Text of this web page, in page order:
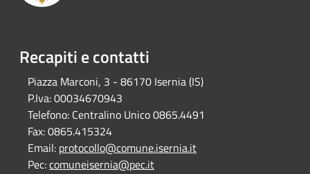
Recapiti e contatti
Piazza Marconi, 3 - 86170 Isernia (IS)
P.Iva:00034670943
Telefono: Centralino Unico 0865.4491
Fax:0865.415324
Email: protocollo@comune.isernia.it
Pec:comuneisernia@pec.it